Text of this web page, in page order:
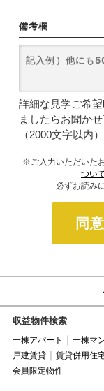
備考欄
詳細な見学ご希
ましたらお聞かせ
（2000文字以内）
※ご入力いただいた
ついて
必ずお読み
同
収益物件検索
一棟アパート 一棟マ
戸建賃貸
賃貸併用住
会員限定物件